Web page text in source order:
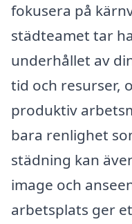
fokusera på
städteamet tar
underhållet av
tid och resurser,
produktiv
bara renlighet
städning kan
image och
arbetsplats ger